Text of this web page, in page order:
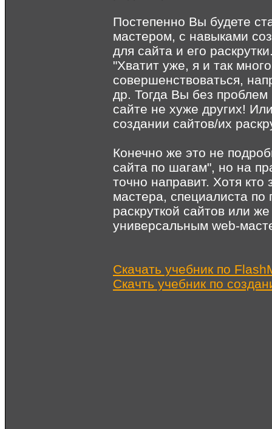
Постепенно Вы будете
мастером, с навыками
для сайта и его
"Хватит уже, я и так
совершенствоваться,
др. Тогда Вы без
сайте не хуже других!
создании сайтов/их
Конечно же это не
сайта по шагам", но на
точно направит. Хотя кто
мастера, специалиста по
раскруткой сайтов или
универсальным web-
Скачать учебник по
Скачть учебник по